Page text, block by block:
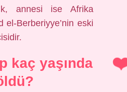
annesi ise Afrika
el-Berberiyye’nin eski
kaç yaşında